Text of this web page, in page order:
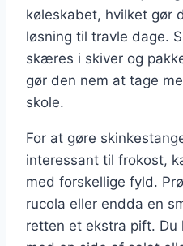
køleskabet, hvilket gør
løsning til travle dage.
skæres i skiver og
gør den nem at tage
skole.
For at gøre
interessant til frokost,
med forskellige fyld.
rucola eller endda en
retten et ekstra pift. Du